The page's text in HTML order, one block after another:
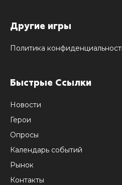
Другие игры
Политика
Быстрые Ссылки
Новости
Герои
Опросы
Календарь событий
Рынок
Контакты